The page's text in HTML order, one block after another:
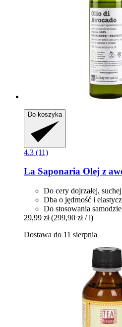
Do koszyka
4.3 (11)
La Saponaria Olej z
Do cery dojrzałej,
Dba o jędrność i
Do stosowania
29,99 zł (299,90 zł / l)
Dostawa do 11 sierpnia